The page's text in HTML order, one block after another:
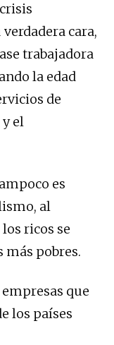
cara,
trabajadora
la edad
de
el
es
al
ricos se
más pobres.
que
los países